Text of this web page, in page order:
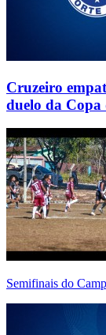
Cruzeiro
duelo da Copa
Semifinais do